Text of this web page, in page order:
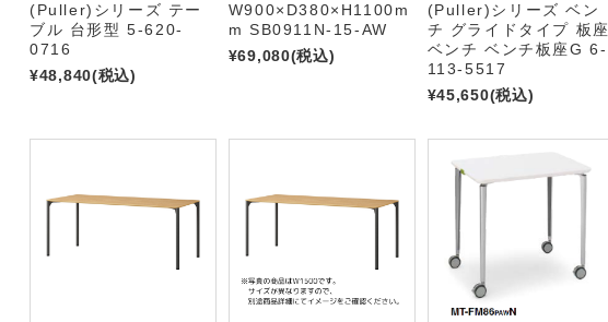
(Puller)シリーズ テー
ブル 台形型 5-620-
0716
¥48,840(税込)
W900×D380×H1100m
m SB0911N-15-AW
¥69,080(税込)
(Puller)シリーズ ベン
チ グライドタイプ 板座
ベンチ ベンチ板座G 6-
113-5517
¥45,650(税込)